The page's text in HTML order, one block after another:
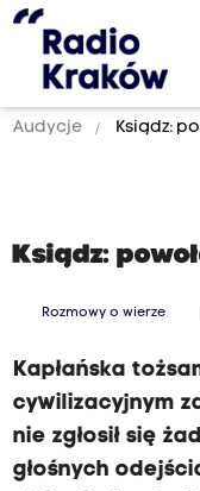
Audycje Ksiądz:
Ksiądz:
Rozmowy o wierze
Kapłańska
cywilizacyjnym
nie zgłosił się
głośnych